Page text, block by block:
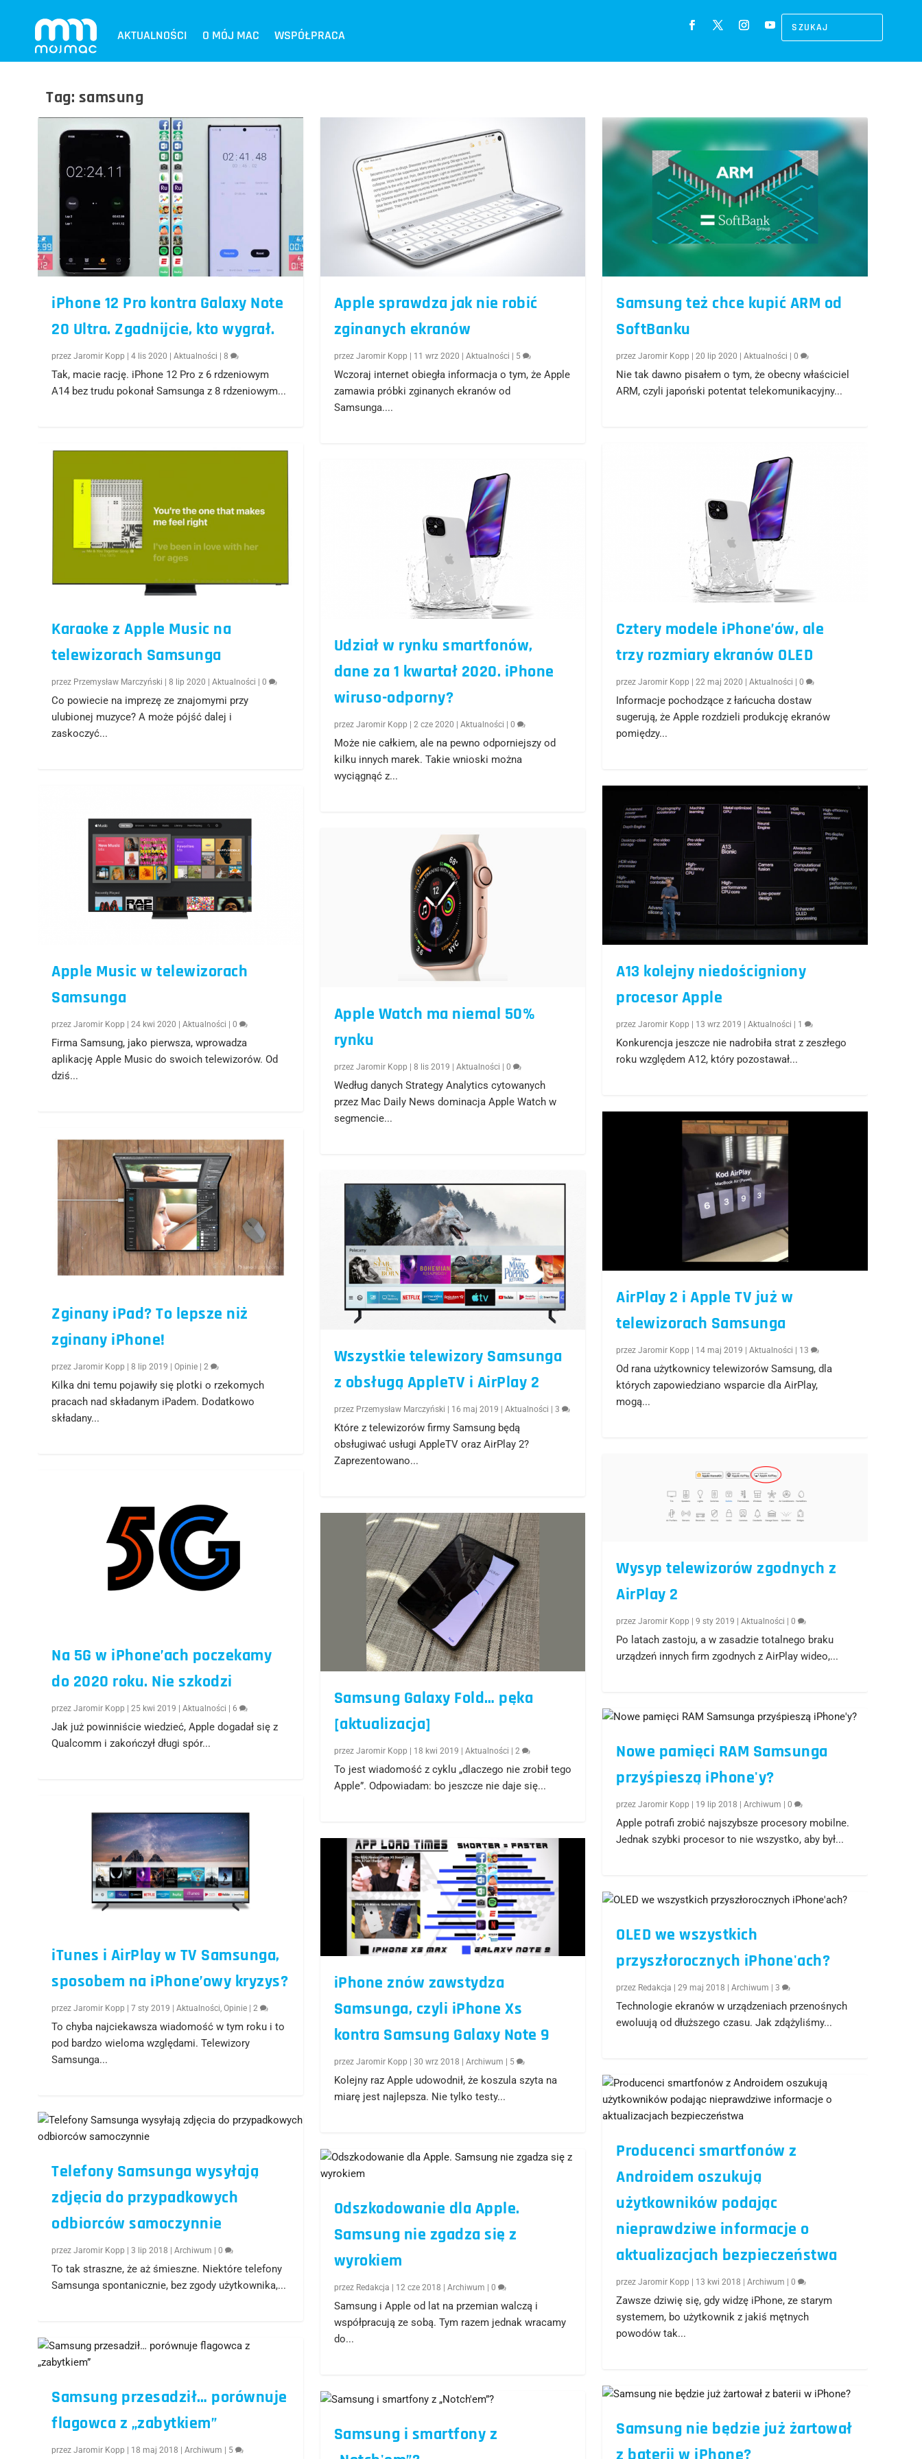
AKTUALNOŚCI O MÓJ MAC WSPÓŁPRACA
Tag: samsung
iPhone 12 Pro kontra Galaxy Note
20 Ultra. Zgadnijcie, kto wygrał.
przezJaromir Kopp |4 lis 2020 |Aktualności |8
Tak, macie rację. iPhone 12 Pro z 6 rdzeniowym
A14 bez trudu pokonał Samsunga z 8 rdzeniowym...
Karaoke z Apple Music na
telewizorach Samsunga
przez Przemysław Marczyński |8 lip 2020 |Aktualności |0
Co powiecie na imprezę ze znajomymi przy
ulubionej muzyce? A może pójść dalej i
zaskoczyć...
Apple Music w telewizorach
Samsunga
przezJaromir Kopp |24 kwi 2020 |Aktualności |0
Firma Samsung, jako pierwsza, wprowadza
aplikację Apple Music do swoich telewizorów. Od
dziś...
Zginany iPad? To lepsze niż
zginany iPhone!
przezJaromir Kopp |8 lip 2019 |Opinie |2
Kilka dni temu pojawiły się plotki o rzekomych
pracach nad składanym iPadem. Dodatkowo
składany...
Na 5G w iPhone’ach poczekamy
do 2020 roku. Nie szkodzi
przezJaromir Kopp |25 kwi 2019 |Aktualności |6
Jak już powinniście wiedzieć, Apple dogadał się z
Qualcomm i zakończył długi spór...
iTunes i AirPlay w TV Samsunga,
sposobem na iPhone’owy kryzys?
przezJaromir Kopp |7 sty 2019 |Aktualności ,Opinie |2
To chyba najciekawsza wiadomość w tym roku i to
pod bardzo wieloma względami. Telewizory
Samsunga...
Telefony Samsunga wysyłają
zdjęcia do przypadkowych
odbiorców samoczynnie
przezJaromir Kopp |3 lip 2018 |Archiwum |0
To tak straszne, że aż śmieszne. Niektóre telefony
Samsunga spontanicznie, bez zgody użytkownika,...
Samsung przesadził… porównuje
flagowca z „zabytkiem”
przezJaromir Kopp | 18 maj 2018 |Archiwum | 5
Apple sprawdza jak nie robić
zginanych ekranów
przez Jaromir Kopp 11 wrz 2020 Aktualności 5
Wczoraj internet obiegła informacja o tym, że Apple
zamawia próbki zginanych ekranów od
Samsunga....
Udział w rynku smartfonów,
dane za 1 kwartał 2020. iPhone
wiruso-odporny?
przez Jaromir Kopp 2 cze 2020 Aktualności 0
Może nie całkiem, ale na pewno odporniejszy od
kilku innych marek. Takie wnioski można
wyciągnąć z...
Apple Watch ma niemal 50%
rynku
przez Jaromir Kopp | 8 lis 2019 | Aktualności | 0
Według danych Strategy Analytics cytowanych
przez Mac Daily News dominacja Apple Watch w
segmencie...
Wszystkie telewizory Samsunga
z obsługą AppleTV i AirPlay 2
przez Przemysław Marczyński | 16 maj 2019 | Aktualności | 3
Które z telewizorów firmy Samsung będą
obsługiwać usługi AppleTV oraz AirPlay 2?
Zaprezentowano...
Samsung Galaxy Fold… pęka
[aktualizacja]
przez Jaromir Kopp 18 kwi 2019 Aktualności 2
To jest wiadomość z cyklu „dlaczego nie zrobił tego
Apple”. Odpowiadam: bo jeszcze nie daje się...
iPhone znów zawstydza
Samsunga, czyli iPhone Xs
kontra Samsung Galaxy Note 9
przez Jaromir Kopp 30 wrz 2018 Archiwum 5
Kolejny raz Apple udowodnił, że koszula szyta na
miarę jest najlepsza. Nie tylko testy...
Odszkodowanie dla Apple.
Samsung nie zgadza się z
wyrokiem
przez Redakcja 12 cze 2018 Archiwum 0
Samsung i Apple od lat na przemian walczą i
współpracują ze sobą. Tym razem jednak wracamy
do...
Samsung i smartfony z
Samsung też chce kupić ARM od
SoftBanku
przezJaromir Kopp |20 lip 2020 |Aktualności |0
Nie tak dawno pisałem o tym, że obecny właściciel
ARM, czyli japoński potentat telekomunikacyjny...
Cztery modele iPhone’ów, ale
trzy rozmiary ekranów OLED
przezJaromir Kopp |22 maj 2020 |Aktualności |0
Informacje pochodzące z łańcucha dostaw
sugerują, że Apple rozdzieli produkcję ekranów
pomiędzy...
A13 kolejny niedościgniony
procesor Apple
przezJaromir Kopp | 13 wrz 2019 |Aktualności | 1
Konkurencja jeszcze nie nadrobiła strat z zeszłego
roku względem A12, który pozostawał...
AirPlay 2 i Apple TV już w
telewizorach Samsunga
przezJaromir Kopp | 14 maj 2019 |Aktualności | 13
Od rana użytkownicy telewizorów Samsung, dla
których zapowiedziano wsparcie dla AirPlay,
mogą...
Wysyp telewizorów zgodnych z
AirPlay 2
przezJaromir Kopp |9 sty 2019 |Aktualności |0
Po latach zastoju, a w zasadzie totalnego braku
urządzeń innych firm zgodnych z AirPlay wideo,...
Nowe pamięci RAM Samsunga
przyśpieszą iPhone'y?
przezJaromir Kopp 19 lip 2018 |Archiwum |0
Apple potrafi zrobić najszybsze procesory mobilne.
Jednak szybki procesor to nie wszystko, aby był...
OLED we wszystkich
przyszłorocznych iPhone'ach?
przez Redakcja |29 maj 2018 |Archiwum |3
Technologie ekranów w urządzeniach przenośnych
ewoluują od dłuższego czasu. Jak zdążyliśmy...
Producenci smartfonów z
Androidem oszukują
użytkowników podając
nieprawdziwe informacje o
aktualizacjach bezpieczeństwa
przezJaromir Kopp 13 kwi 2018 |Archiwum |0
Zawsze dziwię się, gdy widzę iPhone, ze starym
systemem, bo użytkownik z jakiś mętnych
powodów tak...
Samsung nie będzie już żartował